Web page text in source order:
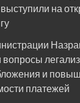
на
вопросы
и
платежей